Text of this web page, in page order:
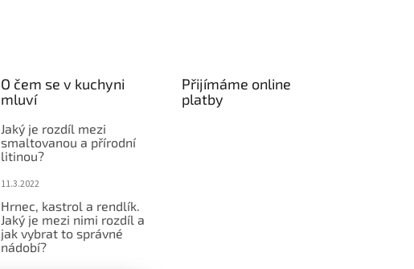
O čem se v kuchyni
mluví
Jaký je rozdíl mezi
smaltovanou a přírodní
litinou?
11.3.2022
Hrnec, kastrol a rendlík.
Jaký je mezi nimi rozdíl a
jak vybrat to správné
nádobí?
Přijímáme online
platby